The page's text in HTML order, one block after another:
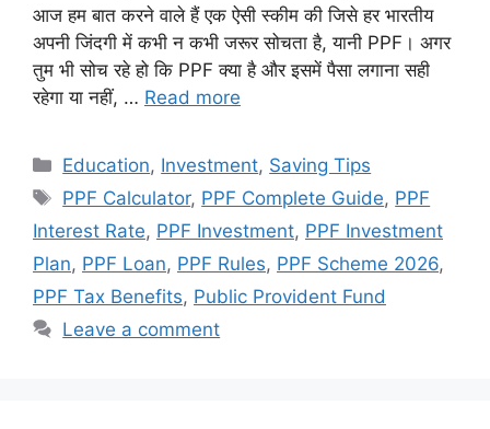
आज हम बात करने वाले हैं एक ऐसी स्कीम की जिसे हर भारतीय
अपनी जिंदगी में कभी न कभी जरूर सोचता है, यानी PPF। अगर
तुम भी सोच रहे हो कि PPF क्या है और इसमें पैसा लगाना सही
रहेगा या नहीं, … Read more
Education, Investment, Saving Tips
PPF Calculator, PPF Complete Guide, PPF
Interest Rate, PPF Investment, PPF Investment
Plan, PPF Loan, PPF Rules, PPF Scheme 2026,
PPF Tax Benefits, Public Provident Fund
Leave a comment